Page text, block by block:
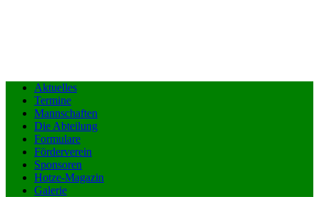
Aktuelles
Termine
Mannschaften
Die Abteilung
Formulare
Förderverein
Sponsoren
Hotze-Magazin
Galerie